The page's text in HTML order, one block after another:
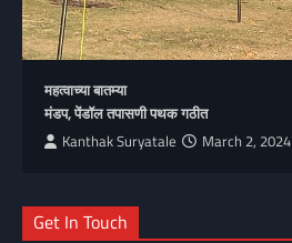
महत्वाच्या बातम्या
मंडप, पेंडॉल तपासणी पथक गठीत
Kanthak Suryatale March 2, 2024
Get In Touch